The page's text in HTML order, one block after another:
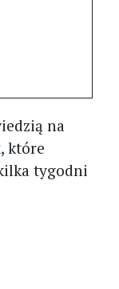
na
, które
tygodni